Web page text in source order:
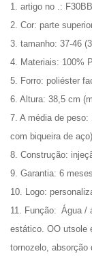
1. artigo no .: F30BB
2. Cor: parte
3. tamanho: 37-46
4. Materiais: 100%
5. Forro: poliéster
6. Altura: 38,5 cm
7. A média de
com biqueira de
8. Construção:
9. Garantia: 6 meses
10. Logo:
11. Função: Água /
estático. OO utsole
tornozelo, absorção